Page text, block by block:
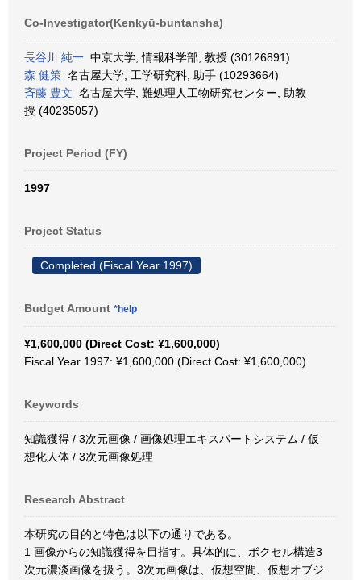
Co-Investigator(Kenkyū-buntansha)
長谷川 純一 中京大学, 情報科学部, 教授 (30126891)
森 健策 名古屋大学, 工学研究科, 助手 (10293664)
斉藤 豊文 名古屋大学, 難処理人工物研究センター, 助教
授 (40235057)
Project Period (FY)
1997
Project Status
Completed (Fiscal Year 1997)
Budget Amount *help
¥1,600,000 (Direct Cost: ¥1,600,000)
Fiscal Year 1997: ¥1,600,000 (Direct Cost: ¥1,600,000)
Keywords
知識獲得 / 3次元画像 / 画像処理エキスパートシステム / 仮
想化人体 / 3次元画像処理
Research Abstract
本研究の目的と特色は以下の通りである。
1 画像からの知識獲得を目指す。具体的に、ボクセル構造3
次元濃淡画像を扱う。3次元画像は、仮想空間、仮想オブジ